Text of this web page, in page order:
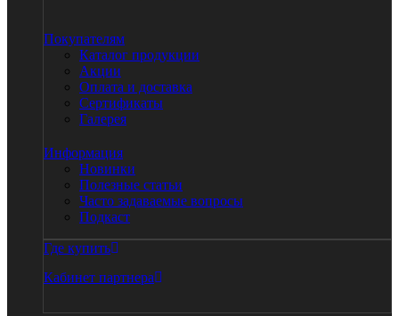
Покупателям
Каталог продукции
Акции
Оплата и доставка
Сертификаты
Галерея
Информация
Новинки
Полезные статьи
Часто задаваемые вопросы
Подкаст
Где купить
Кабинет партнера